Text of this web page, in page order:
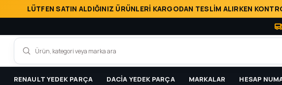
LÜTFEN SATIN ALDIĞINIZ ÜRÜNLERİ KARGODAN TESLİM ALIRKEN
RENAULT YEDEK PARÇA DACİA YEDEK PARÇA MARKALAR HESAP